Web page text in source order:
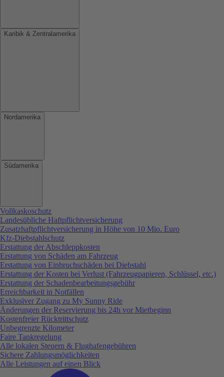
Karibik & Zentralamerika
Nordamerika
Südamerika
Vollkaskoschutz
Landesübliche Haftpflichtversicherung
Zusatzhaftpflichtversicherung in Höhe von 10 Mio. Euro
Kfz-Diebstahlschutz
Erstattung der Abschleppkosten
Erstattung von Schäden am Fahrzeug
Erstattung von Einbruchschäden bei Diebstahl
Erstattung der Kosten bei Verlust (Fahrzeugpapieren, Schlüssel, etc.)
Erstattung der Schadenbearbeitungsgebühr
Erreichbarkeit in Notfällen
Exklusiver Zugang zu My Sunny Ride
Änderungen der Reservierung bis 24h vor Mietbeginn
Kostenfreier Rücktrittschutz
Unbegrenzte Kilometer
Faire Tankregelung
Alle lokalen Steuern & Flughafengebühren
Sichere Zahlungsmöglichkeiten
Alle Leistungen auf einen Blick